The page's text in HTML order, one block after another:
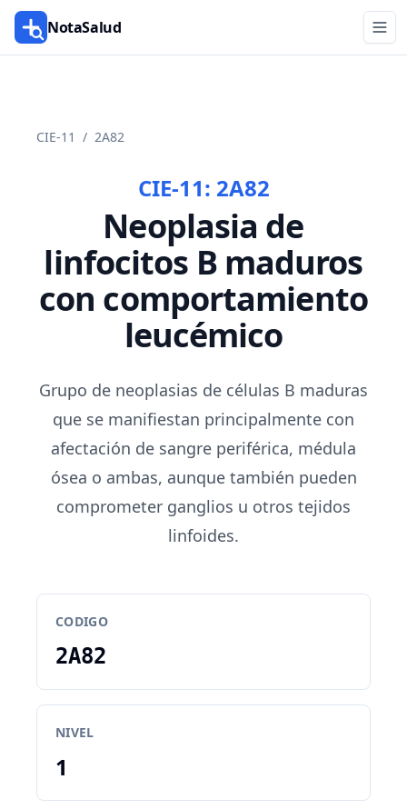
NotaSalud
CIE-11 / 2A82
CIE-11: 2A82
Neoplasia de
linfocitos B maduros
con comportamiento
leucémico
Grupo de neoplasias de células B maduras
que se manifiestan principalmente con
afectación de sangre periférica, médula
ósea o ambas, aunque también pueden
comprometer ganglios u otros tejidos
linfoides.
CODIGO
2A82
NIVEL
1